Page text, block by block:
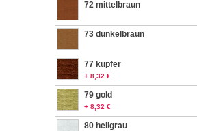
72 mittelbraun
73 dunkelbraun
77 kupfer
+ 8,32 €
79 gold
+ 8,32 €
80 hellgrau